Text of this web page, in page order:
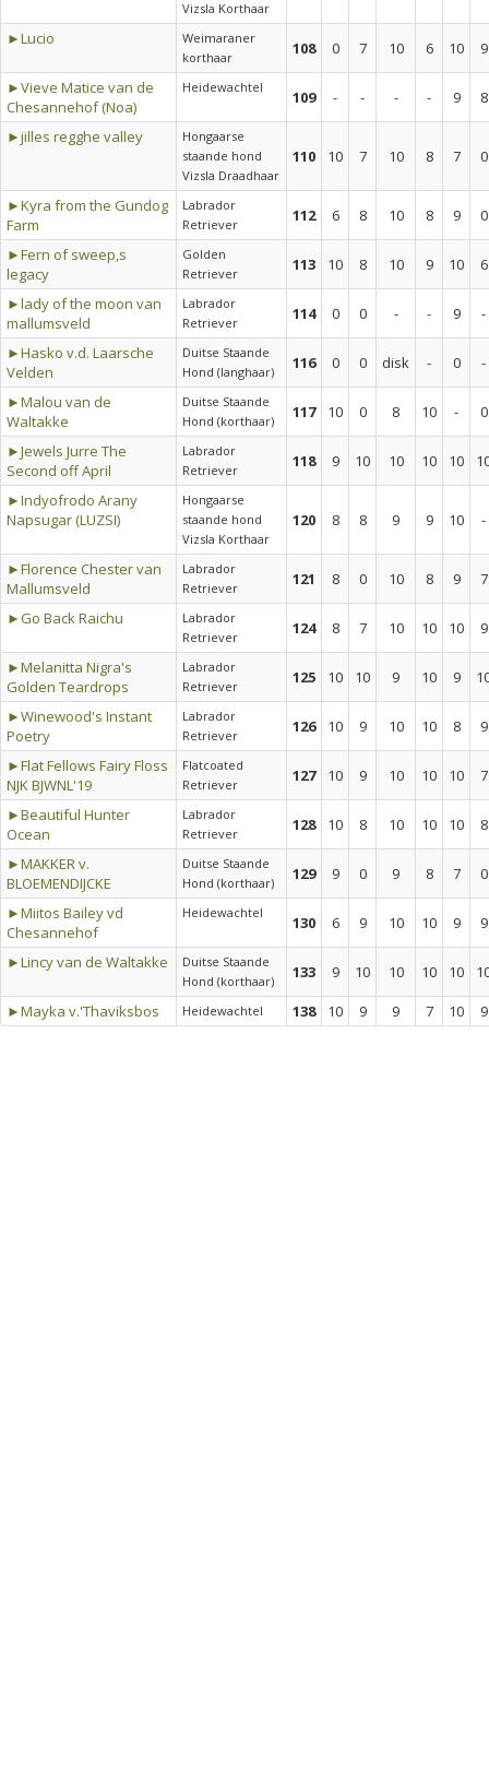
Vizsla Korthaar
►Lucio
Weimaraner
korthaar
108 0 7 10 6 10
9
►Vieve Matice van de
Chesannehof (Noa)
Heidewachtel
109 - - - - 9
8
►jilles regghe valley
Hongaarse
staande hond
Vizsla Draadhaar
110 10 7 10 8 7 0
►Kyra from the Gundog
Farm
Labrador
Retriever
112 6 8 10 8 9
0
►Fern of sweep,s
legacy
Golden
Retriever
113 10 8 10 9 10
6
►lady of the moon van
mallumsveld
Labrador
Retriever
114 0 0 - - 9
-
►Hasko v.d. Laarsche
Velden
Duitse Staande
Hond (langhaar)
116 0 0 disk - 0
-
►Malou van de
Waltakke
Duitse Staande
Hond (korthaar)
117 10 0 8 10 -
0
►Jewels Jurre The
Second off April
Labrador
Retriever
118 9 10 10 10 10
►Indyofrodo Arany
Napsugar (LUZSI)
Hongaarse
staande hond
Vizsla Korthaar
120 8 8 9 9 10 -
►Florence Chester van
Mallumsveld
Labrador
Retriever
121 8 0 10 8 9
7
►Go Back Raichu
Labrador
Retriever
124 8 7 10 10 10
9
►Melanitta Nigra's
Golden Teardrops
Labrador
Retriever
125 10 10 9 10 9
►Winewood's Instant
Poetry
Labrador
Retriever
126 10 9 10 10 8
9
►Flat Fellows Fairy Floss
NJK BJWNL'19
Flatcoated
Retriever
127 10 9 10 10 10
7
►Beautiful Hunter
Ocean
Labrador
Retriever
128 10 8 10 10 10
8
►MAKKER v.
BLOEMENDIJCKE
Duitse Staande
Hond (korthaar)
129 9 0 9 8 7
0
►Miitos Bailey vd
Chesannehof
Heidewachtel
130 6 9 10 10 9
9
►Lincy van de Waltakke
Duitse Staande
Hond (korthaar)
133 9 10 10 10 10
►Mayka v.'Thaviksbos
Heidewachtel 138 10 9 9 7 10 9